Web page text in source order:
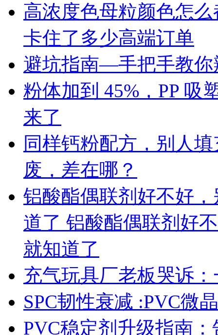
高浓度色母粒颜色怎
卡住了多少高端订单
避坑指南—手把手教你
粉体加到 45%，PP 吸
来了
同样钙粉配方，别人
废，差在哪？
铝酸酯偶联剂好不好
道了 铝酸酯偶联剂好
就知道了
充气玩具厂老板哭诉
SPC韧性衰减 :PVC微
PVC稳定剂升级指南